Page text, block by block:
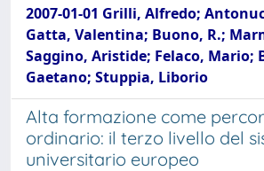
2007-01-01 Grilli, Alfredo;
Gatta, Valentina; Buono, R.;
Saggino, Aristide; Felaco, Mario;
Gaetano; Stuppia, Liborio
Alta formazione come
ordinario: il terzo livello del
universitario europeo